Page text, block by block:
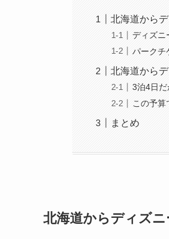
北海道から
ディズニ
パークチ
北海道から
3泊4日
この予算
まとめ
北海道からディズ